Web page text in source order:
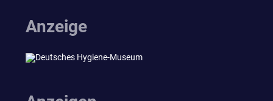
Anzeige